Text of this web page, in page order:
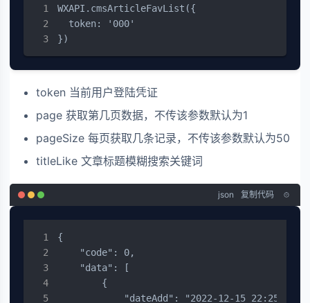
WXAPI.cmsArticleFavList({
  token: '000'
})
token 当前用户登陆凭证
page 获取第几页数据，不传该参数默认为1
pageSize 每页获取几条记录，不传该参数默认为50
titleLike 文章标题模糊搜索关键词
json 复制代码
{
    "code": 0,
    "data": [
        {
            "dateAdd": "2022-12-15 22:25:18",